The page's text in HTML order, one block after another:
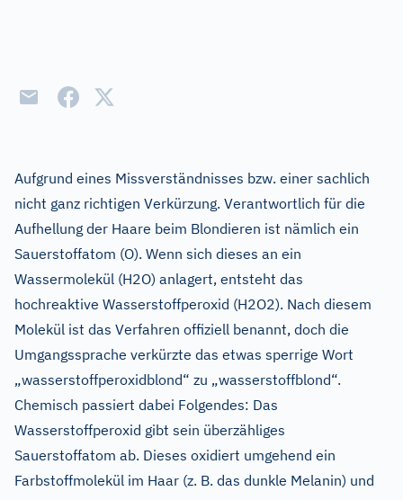
Aufgrund eines Missverständnisses bzw. einer sachlich
nicht ganz richtigen Verkürzung. Verantwortlich für die
Aufhellung der Haare beim Blondieren ist nämlich ein
Sauerstoffatom (O). Wenn sich dieses an ein
Wassermolekül (H2O) anlagert, entsteht das
hochreaktive Wasserstoffperoxid (H2O2). Nach diesem
Molekül ist das Verfahren offiziell benannt, doch die
Umgangssprache verkürzte das etwas sperrige Wort
„wasserstoffperoxidblond“ zu „wasserstoffblond“.
Chemisch passiert dabei Folgendes: Das
Wasserstoffperoxid gibt sein überzähliges
Sauerstoffatom ab. Dieses oxidiert umgehend ein
Farbstoffmolekül im Haar (z. B. das dunkle Melanin) und